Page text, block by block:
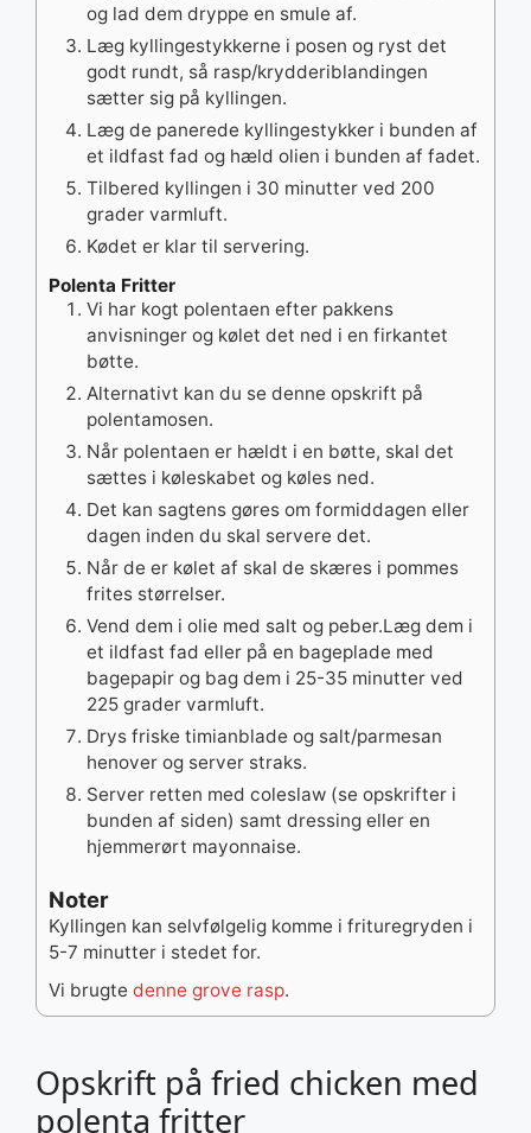
Opskrift på fried chicken med
polenta fritter
og lad dem dryppe en smule af.
Læg kyllingestykkerne i posen og ryst det
godt rundt, så rasp/krydderiblandingen
sætter sig på kyllingen.
Læg de panerede kyllingestykker i bunden af
et ildfast fad og hæld olien i bunden af fadet.
Tilbered kyllingen i 30 minutter ved 200
grader varmluft.
Kødet er klar til servering.
Polenta Fritter
Vi har kogt polentaen efter pakkens
anvisninger og kølet det ned i en firkantet
bøtte.
Alternativt kan du se denne opskrift på
polentamosen.
Når polentaen er hældt i en bøtte, skal det
sættes i køleskabet og køles ned.
Det kan sagtens gøres om formiddagen eller
dagen inden du skal servere det.
Når de er kølet af skal de skæres i pommes
frites størrelser.
Vend dem i olie med salt og peber.Læg dem i
et ildfast fad eller på en bageplade med
bagepapir og bag dem i 25-35 minutter ved
225 grader varmluft.
Drys friske timianblade og salt/parmesan
henover og server straks.
Server retten med coleslaw (se opskrifter i
bunden af siden) samt dressing eller en
hjemmerørt mayonnaise.
Noter
Kyllingen kan selvfølgelig komme i frituregryden i
5-7 minutter i stedet for.
Vi brugte denne grove rasp.